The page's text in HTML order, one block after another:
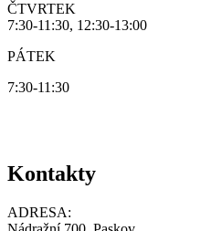
ČTVRTEK
7:30-11:30, 12:30-13:00
PÁTEK
7:30-11:30
Kontakty
ADRESA: